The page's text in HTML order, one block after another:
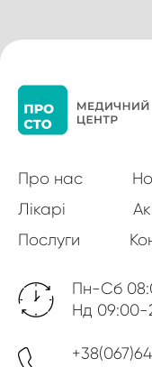
Про нас
Лікарі
Послуги
Пн-Сб
Нд 09:00-